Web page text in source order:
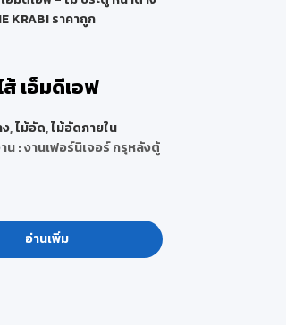
เอ็มดีเอฟ
,ไม้อัด,ไม้อัดภายใน
น : งานเฟอร์นิเจอร์ กรุหลังตู้
อ่านเพิ่ม